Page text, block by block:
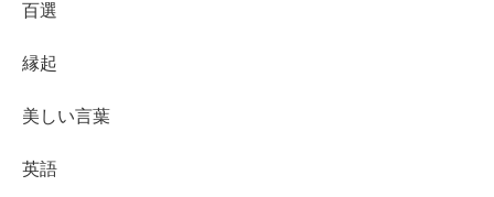
百選
縁起
美しい言葉
英語